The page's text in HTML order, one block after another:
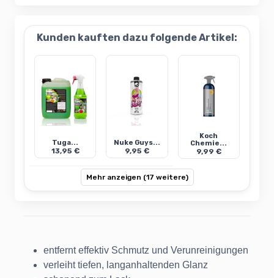
Kunden kauften dazu folgende Artikel:
Tuga...
13,95 €
Nuke Guys...
9,95 €
Koch
Chemie...
9,99 €
Mehr anzeigen (17 weitere)
entfernt effektiv Schmutz und Verunreinigungen
verleiht tiefen, langanhaltenden Glanz